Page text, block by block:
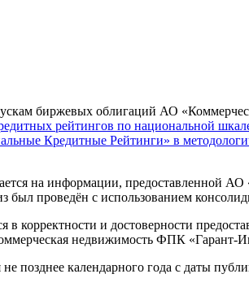
биржевых облигаций АО
рейтингов по национальной
Кредитные Рейтинги» в
на информации, предоставленной
был проведён с использованием
корректности и достоверности
недвижимость ФПК «Гарант-
позднее календарного года с даты